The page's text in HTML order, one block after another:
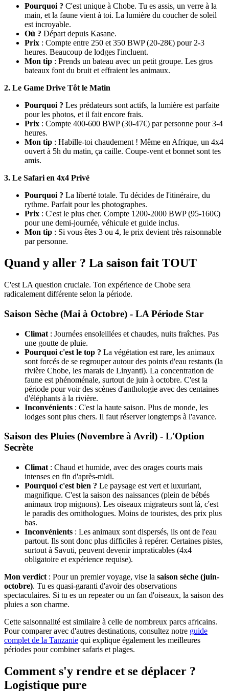
Pourquoi ? C'est unique à Chobe. Tu es assis, un verre à la
main, et la faune vient à toi. La lumière du coucher de soleil
est incroyable.
Où ? Départ depuis Kasane.
Prix : Compte entre 250 et 350 BWP (20-28€) pour 2-3
heures. Beaucoup de lodges l'incluent.
Mon tip : Prends un bateau avec un petit groupe. Les gros
bateaux font du bruit et effraient les animaux.
2. Le Game Drive Tôt le Matin
Pourquoi ? Les prédateurs sont actifs, la lumière est parfaite
pour les photos, et il fait encore frais.
Prix : Compte 400-600 BWP (30-47€) par personne pour 3-4
heures.
Mon tip : Habille-toi chaudement ! Même en Afrique, un 4x4
ouvert à 5h du matin, ça caille. Coupe-vent et bonnet sont tes
amis.
3. Le Safari en 4x4 Privé
Pourquoi ? La liberté totale. Tu décides de l'itinéraire, du
rythme. Parfait pour les photographes.
Prix : C'est le plus cher. Compte 1200-2000 BWP (95-160€)
pour une demi-journée, véhicule et guide inclus.
Mon tip : Si vous êtes 3 ou 4, le prix devient très raisonnable
par personne.
Quand y aller ? La saison fait TOUT
C'est LA question cruciale. Ton expérience de Chobe sera
radicalement différente selon la période.
Saison Sèche (Mai à Octobre) - LA Période Star
Climat : Journées ensoleillées et chaudes, nuits fraîches. Pas
une goutte de pluie.
Pourquoi c'est le top ? La végétation est rare, les animaux
sont forcés de se regrouper autour des points d'eau restants (la
rivière Chobe, les marais de Linyanti). La concentration de
faune est phénoménale, surtout de juin à octobre. C'est la
période pour voir des scènes d'anthologie avec des centaines
d'éléphants à la rivière.
Inconvénients : C'est la haute saison. Plus de monde, les
lodges sont plus chers. Il faut réserver longtemps à l'avance.
Saison des Pluies (Novembre à Avril) - L'Option
Secrète
Climat : Chaud et humide, avec des orages courts mais
intenses en fin d'après-midi.
Pourquoi c'est bien ? Le paysage est vert et luxuriant,
magnifique. C'est la saison des naissances (plein de bébés
animaux trop mignons). Les oiseaux migrateurs sont là, c'est
le paradis des ornithologues. Moins de touristes, des prix plus
bas.
Inconvénients : Les animaux sont dispersés, ils ont de l'eau
partout. Ils sont donc plus difficiles à repérer. Certaines pistes,
surtout à Savuti, peuvent devenir impraticables (4x4
obligatoire et expérience requise).
Mon verdict : Pour un premier voyage, vise la saison sèche (juin-
octobre). Tu es quasi-garanti d'avoir des observations
spectaculaires. Si tu es un repeater ou un fan d'oiseaux, la saison des
pluies a son charme.
Cette saisonnalité est similaire à celle de nombreux parcs africains.
Pour comparer avec d'autres destinations, consultez notre guide
complet de la Tanzanie qui explique également les meilleures
périodes pour combiner safaris et plages.
Comment s'y rendre et se déplacer ?
Logistique pure